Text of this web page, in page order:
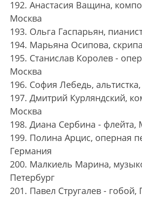
192. Анастасия Ващина,
Москва
193. Ольга Гаспарьян,
194. Марьяна Осипова,
195. Станислав Королев -
Москва
196. София Лебедь,
197. Дмитрий Курляндский,
Москва
198. Диана Сербина - флейта,
199. Полина Арцис, оперная
Германия
200. Малкиель Марина,
Петербург
201. Павел Стругалев - гобой,